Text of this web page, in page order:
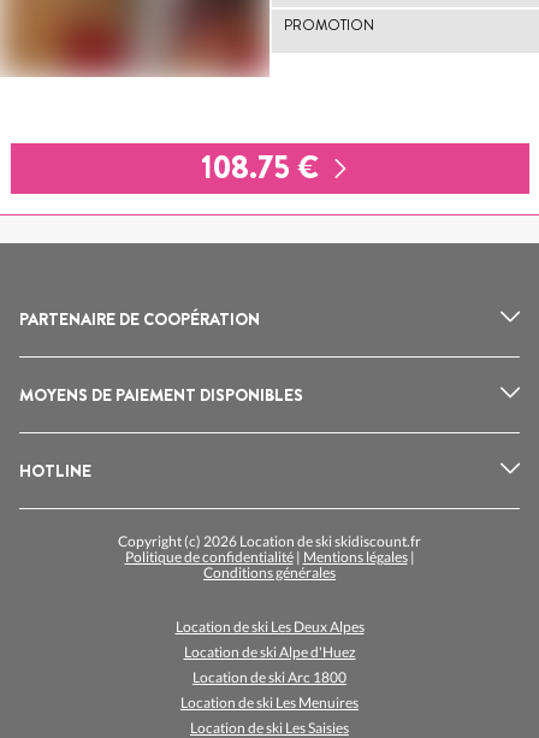
PROMOTION
108.75 €
PARTENAIRE DE COOPÉRATION
MOYENS DE PAIEMENT DISPONIBLES
HOTLINE
Copyright (c) 2026 Location de ski skidiscount.fr
Politique de confidentialité| Mentions légales|
Conditions générales
Location de ski Les Deux Alpes
Location de ski Alpe d'Huez
Location de ski Arc 1800
Location de ski Les Menuires
Location de ski Les Saisies